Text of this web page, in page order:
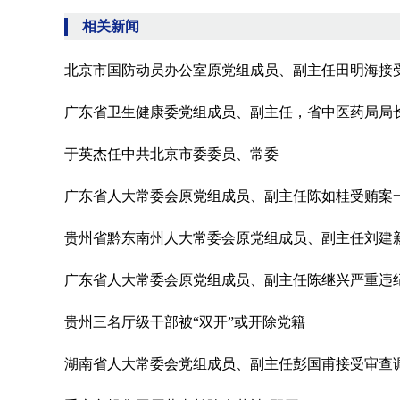
相关新闻
北京市国防动员办公室原党组成员、副主任田明海接
广东省卫生健康委党组成员、副主任，省中医药局局
于英杰任中共北京市委委员、常委
广东省人大常委会原党组成员、副主任陈如桂受贿案
贵州省黔东南州人大常委会原党组成员、副主任刘建
广东省人大常委会原党组成员、副主任陈继兴严重违
贵州三名厅级干部被“双开”或开除党籍
湖南省人大常委会党组成员、副主任彭国甫接受审查